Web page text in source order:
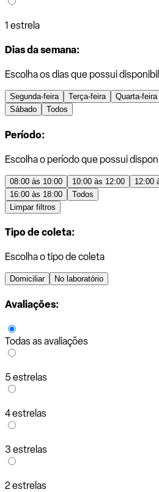
1 estrela
Dias da semana:
Escolha os dias que possui
Segunda-feira Terça-feira Quarta-feira
Sábado
Todos
Período:
Escolha o período que possui
08:00 às 10:00 10:00 às 12:00 12:00
16:00 às 18:00
Todos
Limpar filtros
Tipo de coleta:
Escolha o tipo de coleta
Domiciliar No laboratório
Avaliações:
Todas as avaliações
5 estrelas
4 estrelas
3 estrelas
2 estrelas